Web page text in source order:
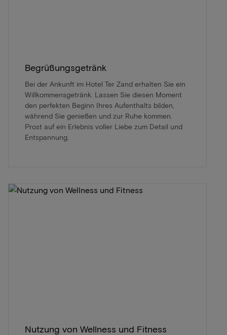
Begrüßungsgetränk
Bei der Ankunft im Hotel Ter Zand erhalten Sie ein
Willkommensgetränk. Lassen Sie diesen Moment
den perfekten Beginn Ihres Aufenthalts bilden,
während Sie genießen und zur Ruhe kommen.
Prost auf ein Erlebnis voller Liebe zum Detail und
Entspannung.
Nutzung von Wellness und Fitness